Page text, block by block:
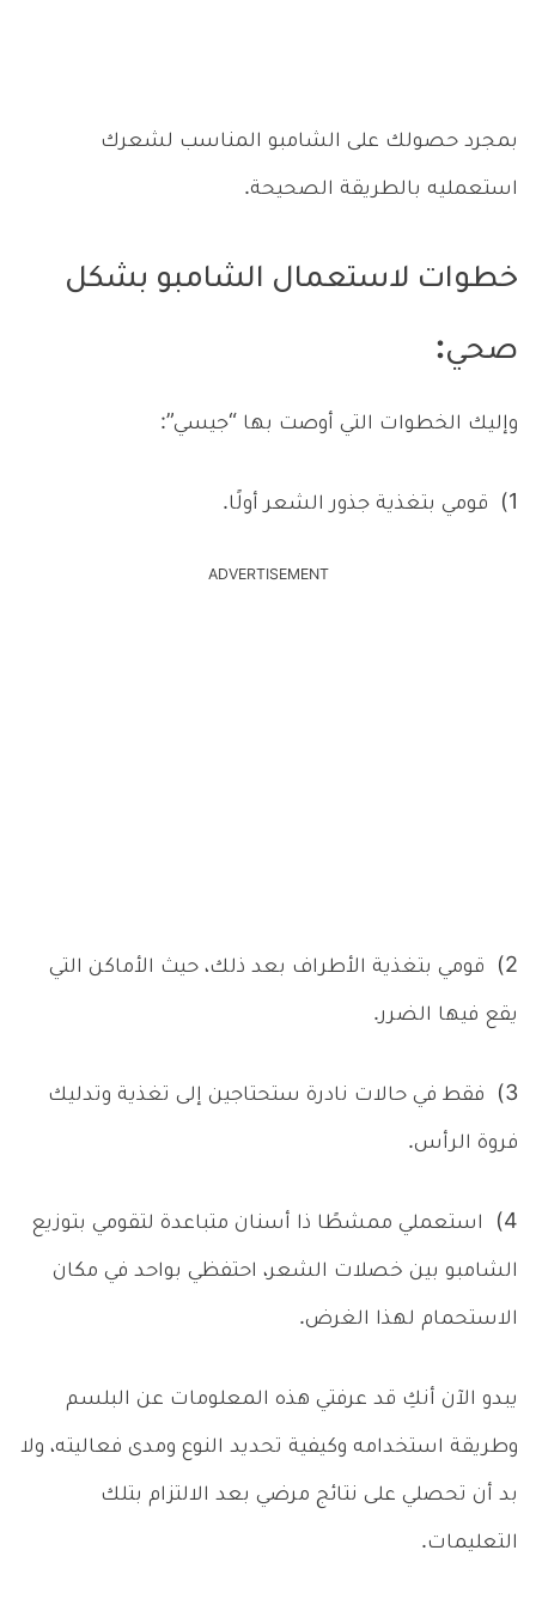
بمجرد حصولك على الشامبو المناسب لشعرك
استعمليه بالطريقة الصحيحة.
خطوات لاستعمال الشامبو بشكل
صحي:
وإليك الخطوات التي أوصت بها “جيسي”:
1) قومي بتغذية جذور الشعر أولًا.
ADVERTISEMENT
2) قومي بتغذية الأطراف بعد ذلك، حيث الأماكن التي
يقع فيها الضرر.
3) فقط في حالات نادرة ستحتاجين إلى تغذية وتدليك
فروة الرأس.
4) استعملي ممشطًا ذا أسنان متباعدة لتقومي بتوزيع
الشامبو بين خصلات الشعر، احتفظي بواحد في مكان
الاستحمام لهذا الغرض.
يبدو الآن أنكِ قد عرفتي هذه المعلومات عن البلسم
وطريقة استخدامه وكيفية تحديد النوع ومدى فعاليته، ولا
بد أن تحصلي على نتائج مرضي بعد الالتزام بتلك
التعليمات.